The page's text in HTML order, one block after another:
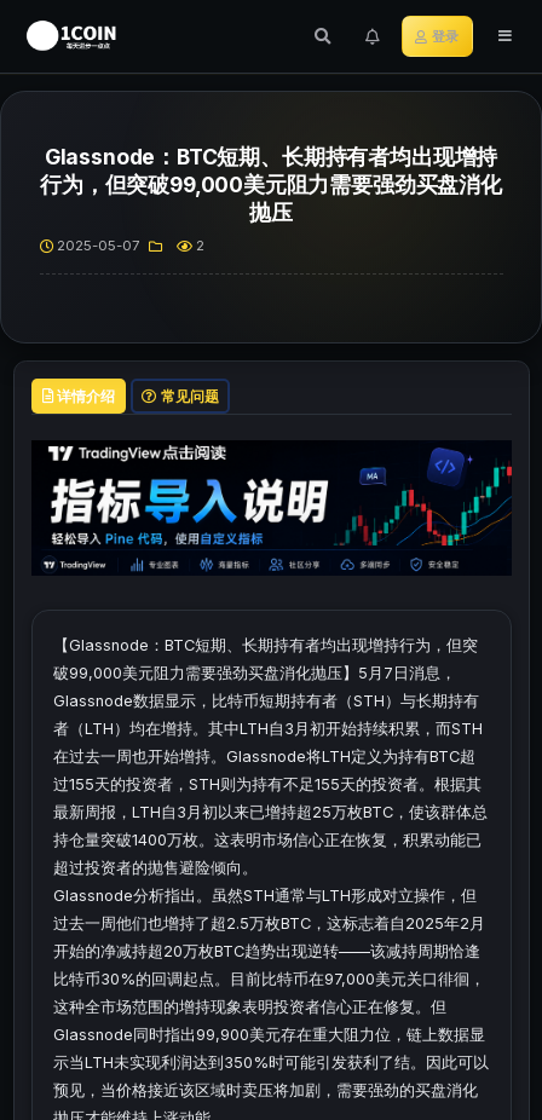
登录
Glassnode：BTC短期、长期持有者均出现增持
行为，但突破99,000美元阻力需要强劲买盘消化
抛压
2025-05-07 2
详情介绍 常见问题
【Glassnode：BTC短期、长期持有者均出现增持行为，但突
破99,000美元阻力需要强劲买盘消化抛压】5月7日消息，
Glassnode数据显示，比特币短期持有者（STH）与长期持有
者（LTH）均在增持。其中LTH自3月初开始持续积累，而STH
在过去一周也开始增持。Glassnode将LTH定义为持有BTC超
过155天的投资者，STH则为持有不足155天的投资者。根据其
最新周报，LTH自3月初以来已增持超25万枚BTC，使该群体总
持仓量突破1400万枚。这表明市场信心正在恢复，积累动能已
超过投资者的抛售避险倾向。
Glassnode分析指出。虽然STH通常与LTH形成对立操作，但
过去一周他们也增持了超2.5万枚BTC，这标志着自2025年2月
开始的净减持超20万枚BTC趋势出现逆转——该减持周期恰逢
比特币30%的回调起点。目前比特币在97,000美元关口徘徊，
这种全市场范围的增持现象表明投资者信心正在修复。但
Glassnode同时指出99,900美元存在重大阻力位，链上数据显
示当LTH未实现利润达到350%时可能引发获利了结。因此可以
预见，当价格接近该区域时卖压将加剧，需要强劲的买盘消化